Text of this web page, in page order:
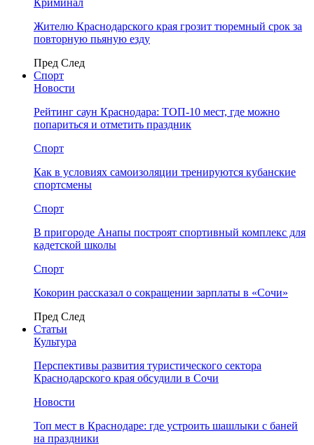
Криминал
Жителю Краснодарского края грозит тюремный срок за
повторную пьяную езду
Пред След
Спорт
Новости
Рейтинг саун Краснодара: ТОП-10 мест, где можно
попариться и отметить праздник
Спорт
Как в условиях самоизоляции тренируются кубанские
спортсмены
Спорт
В пригороде Анапы построят спортивный комплекс для
кадетской школы
Спорт
Кокорин рассказал о сокращении зарплаты в «Сочи»
Пред След
Статьи
Культура
Перспективы развития туристического сектора
Краснодарского края обсудили в Сочи
Новости
Топ мест в Краснодаре: где устроить шашлыки с баней
на праздники